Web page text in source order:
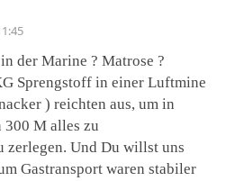
der Marine ? Matrose ?
Sprengstoff in einer Luftmine
) reichten aus, um in
300 M alles zu
zerlegen. Und Du willst uns
Gastransport waren stabiler